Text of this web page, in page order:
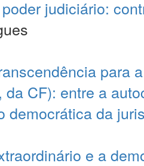
judiciário:
para
da CF): entre a
democrática da
e a